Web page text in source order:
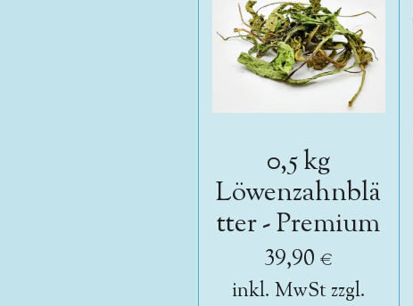
0,5 kg
Löwenzahnblä
tter - Premium
39,90 €
inkl. MwSt zzgl.